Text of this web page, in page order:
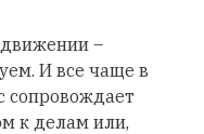
–
И все чаще в
сопровождает
к делам или,